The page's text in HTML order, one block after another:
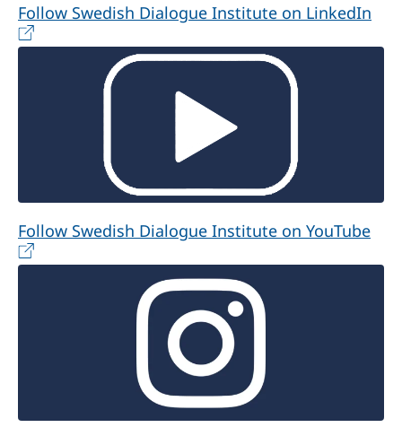
Follow Swedish Dialogue Institute on LinkedIn
Follow Swedish Dialogue Institute on YouTube